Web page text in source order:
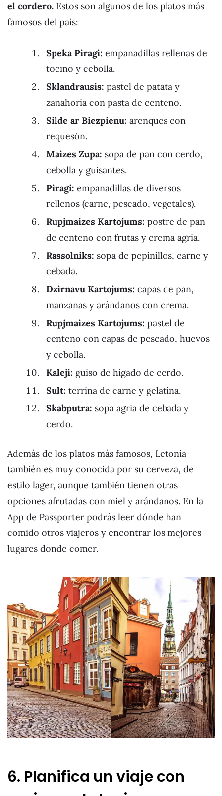
el cordero. Estos son algunos de los platos más
famosos del país:
Speka Piragi: empanadillas rellenas de
tocino y cebolla.
Sklandrausis: pastel de patata y
zanahoria con pasta de centeno.
Silde ar Biezpienu: arenques con
requesón.
Maizes Zupa: sopa de pan con cerdo,
cebolla y guisantes.
Piragi: empanadillas de diversos
rellenos (carne, pescado, vegetales).
Rupjmaizes Kartojums: postre de pan
de centeno con frutas y crema agria.
Rassolniks: sopa de pepinillos, carne y
cebada.
Dzirnavu Kartojums: capas de pan,
manzanas y arándanos con crema.
Rupjmaizes Kartojums: pastel de
centeno con capas de pescado, huevos
y cebolla.
Kaleji: guiso de hígado de cerdo.
Sult: terrina de carne y gelatina.
Skabputra: sopa agria de cebada y
cerdo.
Además de los platos más famosos, Letonia
también es muy conocida por su cerveza, de
estilo lager, aunque también tienen otras
opciones afrutadas con miel y arándanos. En la
App de Passporter podrás leer dónde han
comido otros viajeros y encontrar los mejores
lugares donde comer.
6. Planifica un viaje con